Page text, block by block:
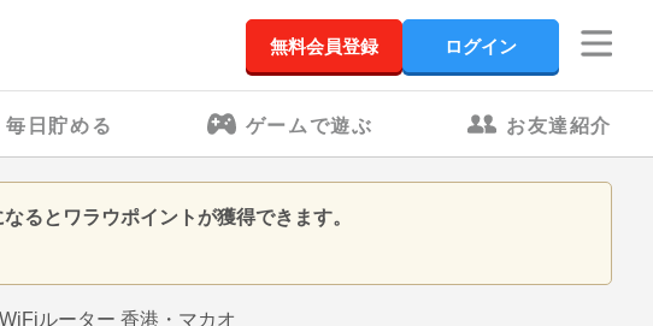
無料会員登録 ログイン
毎日貯める ゲームで遊ぶ お友達紹介
るとワラウポイントが獲得できます。
ルーター 香港・マカオ